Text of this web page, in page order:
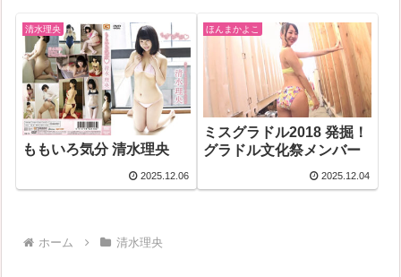
清水理央
ももいろ気分 清水理央
2025.12.06
ほんまかよこ
ミスグラドル2018 発掘！
グラドル文化祭メンバー
2025.12.04
ホーム 清水理央